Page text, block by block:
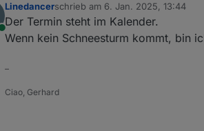
Online
Linedancerschrieb am 6. Jan. 2025, 13:44
zuletzt editiert von
Der Termin steht im Kalender.
Wenn kein Schneesturm kommt, bin
–
Ciao, Gerhard